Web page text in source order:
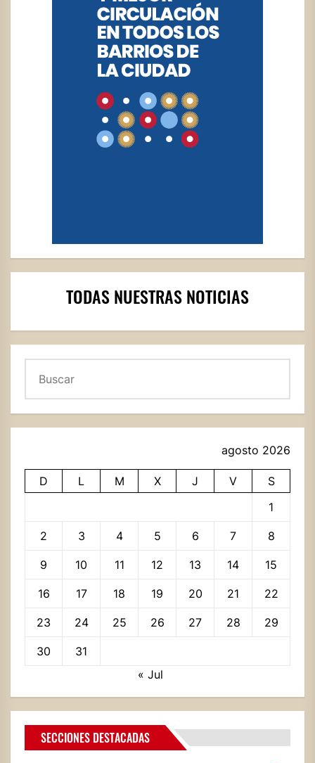
TODAS NUESTRAS NOTICIAS
agosto 2026
D L M X J V
S
1
2 3 4 5 6 7 8
9 10 11 12 13 14 15
16 17 18 19 20 21 22
23 24 25 26 27 28 29
30
31
« Jul
SECCIONES DESTACADAS